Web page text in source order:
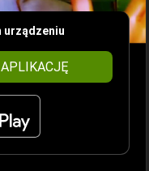
urządzeniu